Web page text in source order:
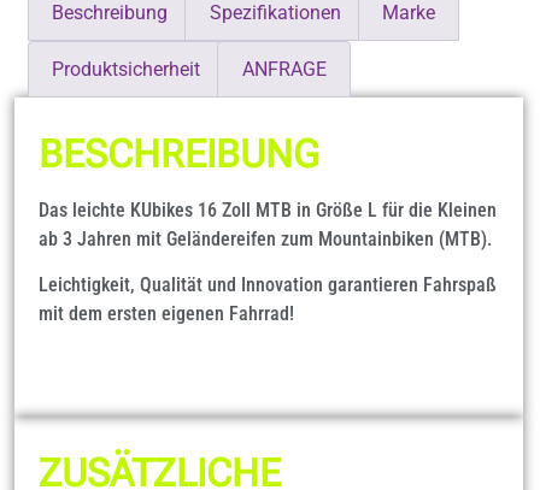
Beschreibung Spezifikationen Marke
Produktsicherheit ANFRAGE
BESCHREIBUNG
Das leichte KUbikes 16 Zoll MTB in Größe L für die Kleinen
ab 3 Jahren mit Geländereifen zum Mountainbiken (MTB).
Leichtigkeit, Qualität und Innovation garantieren Fahrspaß
mit dem ersten eigenen Fahrrad!
ZUSÄTZLICHE